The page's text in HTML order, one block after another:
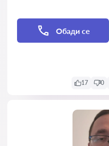
Обади се
17 0